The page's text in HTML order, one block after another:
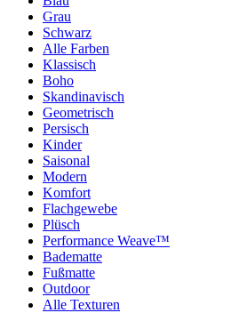
Grau
Schwarz
Alle Farben
Klassisch
Boho
Skandinavisch
Geometrisch
Persisch
Kinder
Saisonal
Modern
Komfort
Flachgewebe
Plüsch
Performance Weave™
Badematte
Fußmatte
Outdoor
Alle Texturen